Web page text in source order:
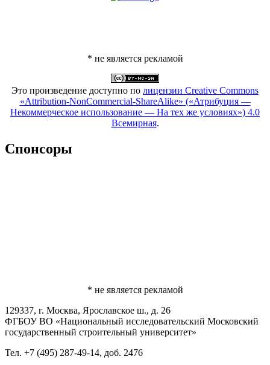
* не является рекламой
Это произведение доступно по лицензии Creative Commons
«Attribution-NonCommercial-ShareAlike» («Атрибуция —
Некоммерческое использование — На тех же условиях») 4.0
Всемирная.
Спонсоры
* не является рекламой
129337, г. Москва, Ярославское ш., д. 26
ФГБОУ ВО «Национальный исследовательский Московский
государственный строительный университет»
Тел. +7 (495) 287-49-14, доб. 2476